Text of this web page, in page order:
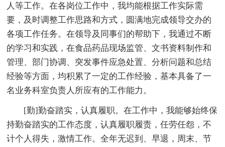
人等工作。在各岗位工作中，我均能根据工作实际需
要，及时调整工作思路和方式，圆满地完成领导交办的
各项工作任务。在领导及同事们的帮助下，我通过不断
的学习和实践，在食品药品现场监管、文书资料制作和
管理、部门协调、突发事件应急处置、分析问题和总结
经验等方面，均积累了一定的工作经验，基本具备了一
名业务科室负责人所应有的工作能力。
[勤]勤奋踏实，认真履职。在工作中，我能够始终保
持勤奋踏实的工作态度，认真履职履责，任劳任怨，不
计个人得失，激情工作。全年无迟到、早退，周末、节